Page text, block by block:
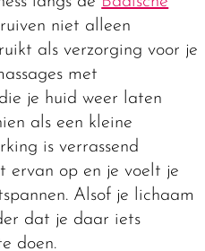
niet alleen
als verzorging voor je
met
je huid weer laten
als een kleine
is verrassend
ervan op en je voelt je
Alsof je lichaam
dat je daar iets
doen.